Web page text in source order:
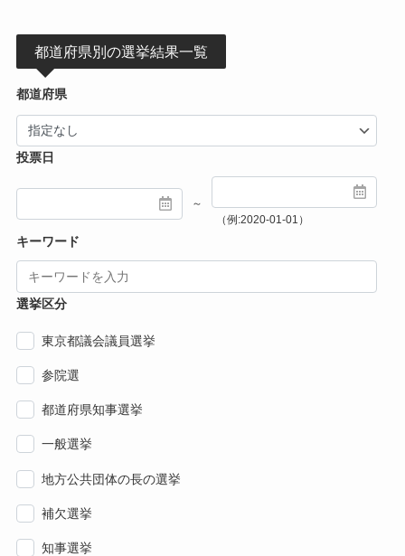
都道府県別の選挙結果一覧
都道府県
投票日
～
（例:2020-01-01）
キーワード
選挙区分
東京都議会議員選挙
参院選
都道府県知事選挙
一般選挙
地方公共団体の長の選挙
補欠選挙
知事選挙